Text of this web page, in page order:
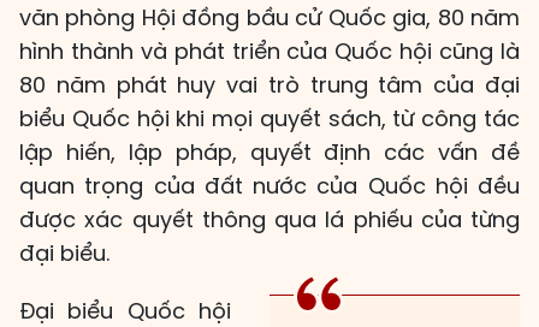
văn phòng Hội đồng bầu cử Quốc gia, 80 năm
hình thành và phát triển của Quốc hội cũng là
80 năm phát huy vai trò trung tâm của đại
biểu Quốc hội khi mọi quyết sách, từ công tác
lập hiến, lập pháp, quyết định các vấn đề
quan trọng của đất nước của Quốc hội đều
được xác quyết thông qua lá phiếu của từng
đại biểu.
Đại biểu Quốc hội